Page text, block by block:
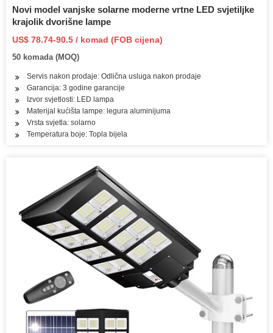
Novi model vanjske solarne moderne vrtne LED svjetiljke
krajolik dvorišne lampe
US$ 78.74-90.5 / komad (FOB cijena)
50 komada (MOQ)
Servis nakon prodaje: Odlična usluga nakon prodaje
Garancija: 3 godine garancije
Izvor svjetlosti: LED lampa
Materijal kućišta lampe: legura aluminijuma
Vrsta svjetla: solarno
Temperatura boje: Topla bijela